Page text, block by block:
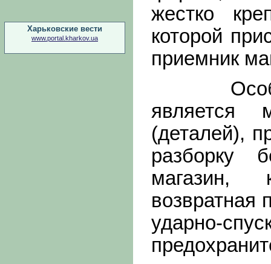
жестко
которой
приемник
является
(деталей),
разборку
магазин,
возвратная
ударно-
Харьковские вести
www.portal.kharkov.ua